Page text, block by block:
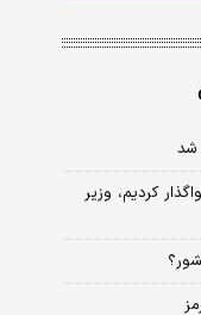
شد
کردیم، وزیر